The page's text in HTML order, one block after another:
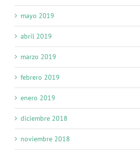
mayo 2019
abril 2019
marzo 2019
febrero 2019
enero 2019
diciembre 2018
noviembre 2018